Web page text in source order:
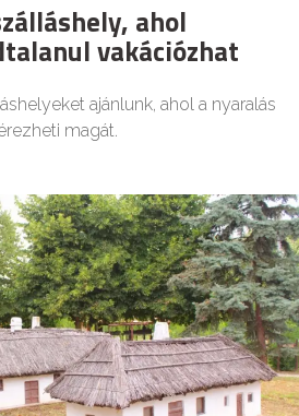
ahol
vakációzhat
ajánlunk, ahol a nyaralás
magát.